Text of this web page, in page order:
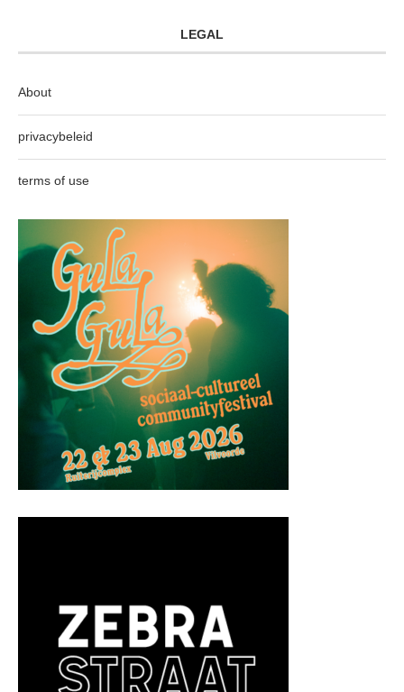
LEGAL
About
privacybeleid
terms of use